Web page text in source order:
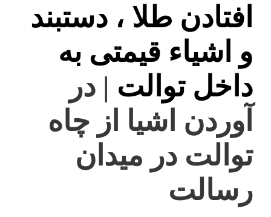
افتادن طلا ، دستبند
و اشیاء قیمتی به
داخل توالت | در
آوردن اشیا از چاه
توالت در میدان
رسالت